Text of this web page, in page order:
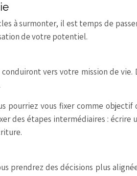
à surmonter, il est temps de
de votre potentiel.
vers votre mission de vie.
pourriez vous fixer comme objectif
des étapes intermédiaires : écrire
prendrez des décisions plus